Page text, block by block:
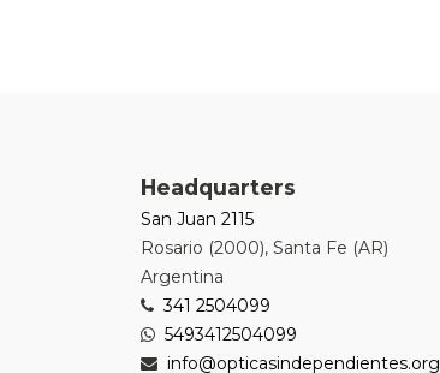
Headquarters
San Juan 2115
Rosario (2000), Santa Fe (AR)
Argentina
341 2504099
5493412504099
info@opticasindependientes.org